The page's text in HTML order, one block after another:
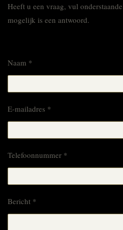
Heeft u een vraag, vul
mogelijk is een antwoord.
Naam *
E-mailadres *
Telefoonnummer *
Bericht *